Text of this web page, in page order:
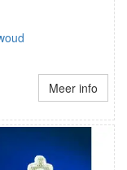
Meer info